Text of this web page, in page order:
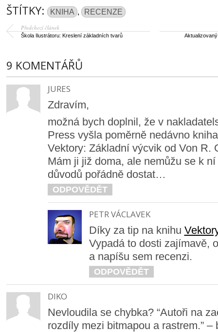
ŠTÍTKY: KNIHA , RECENZE
Předchozí článek
Škola Ilustrátoru: Kreslení základních tvarů
9 KOMENTÁŘŮ
JURES
Zdravím,
možná bych doplnil, že v
Press vyšla poměrně nedávno
Vektory: Základní výcvik od Von R.
Mám ji již doma, ale nemůžu se k
důvodů pořádně dostat…
ODPOVĚDĚT
PETR VÁCLAVEK
Díky za tip na knihu
Vypadá to dosti zajímavě,
a napíšu sem recenzi.
ODPOVĚDĚT
DIKO
Nevloudila se chybka? “Autoři na
rozdíly mezi bitmapou a rastrem.” –